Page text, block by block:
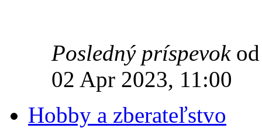
Posledný príspevok
02 Apr 2023, 11:00
Hobby a zberateľstvo